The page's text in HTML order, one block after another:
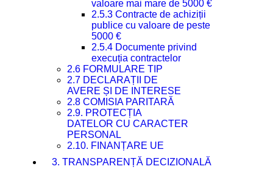
valoare mai mare de 5000 €
2.5.3 Contracte de achiziții
publice cu valoare de peste
5000 €
2.5.4 Documente privind
execuția contractelor
2.6 FORMULARE TIP
2.7 DECLARAȚII DE
AVERE ȘI DE INTERESE
2.8 COMISIA PARITARĂ
2.9. PROTECȚIA
DATELOR CU CARACTER
PERSONAL
2.10. FINANȚARE UE
3. TRANSPARENȚĂ DECIZIONALĂ